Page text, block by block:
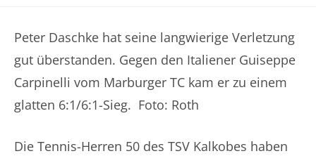
Peter Daschke hat seine langwierige Verletzung
gut überstanden. Gegen den Italiener Guiseppe
Carpinelli vom Marburger TC kam er zu einem
glatten 6:1/6:1-Sieg. Foto: Roth
Die Tennis-Herren 50 des TSV Kalkobes haben